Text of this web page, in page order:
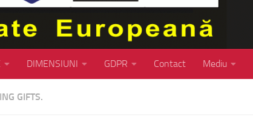
DIMENSIUNI GDPR Contact Mediu
GIFTS.